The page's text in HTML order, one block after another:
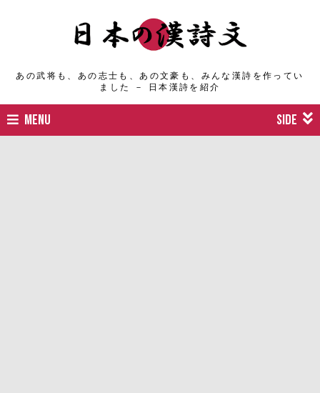
あの武将も、あの志士も、あの文豪も、みんな漢詩を作ってい
ました － 日本漢詩を紹介
MENU SIDE